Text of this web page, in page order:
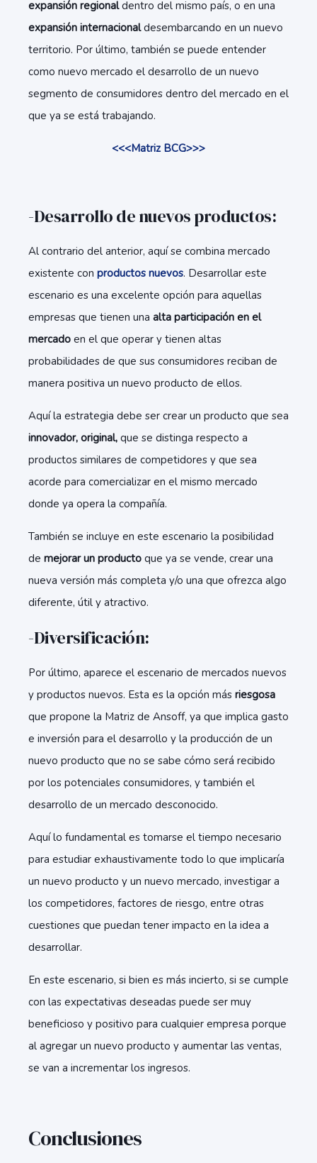
expansión regionaldentro del mismo país, o en una
expansión internacionaldesembarcando en un nuevo
territorio. Por último, también se puede entender
como nuevo mercado el desarrollo de un nuevo
segmento de consumidores dentro del mercado en el
que ya se está trabajando.
<<<Matriz BCG>>>
-Desarrollo de nuevos productos:
Al contrario del anterior, aquí se combina mercado
existente con productos nuevos. Desarrollar este
escenario es una excelente opción para aquellas
empresas que tienen una alta participación en el
mercado en el que operar y tienen altas
probabilidades de que sus consumidores reciban de
manera positiva un nuevo producto de ellos.
Aquí la estrategia debe ser crear un producto que sea
innovador, original, que se distinga respecto a
productos similares de competidores y que sea
acorde para comercializar en el mismo mercado
donde ya opera la compañía.
También se incluye en este escenario la posibilidad
de mejorar un producto que ya se vende, crear una
nueva versión más completa y/o una que ofrezca algo
diferente, útil y atractivo.
-Diversificación:
Por último, aparece el escenario de mercados nuevos
y productos nuevos. Esta es la opción más riesgosa
que propone la Matriz de Ansoff, ya que implica gasto
e inversión para el desarrollo y la producción de un
nuevo producto que no se sabe cómo será recibido
por los potenciales consumidores, y también el
desarrollo de un mercado desconocido.
Aquí lo fundamental es tomarse el tiempo necesario
para estudiar exhaustivamente todo lo que implicaría
un nuevo producto y un nuevo mercado, investigar a
los competidores, factores de riesgo, entre otras
cuestiones que puedan tener impacto en la idea a
desarrollar.
En este escenario, si bien es más incierto, si se cumple
con las expectativas deseadas puede ser muy
beneficioso y positivo para cualquier empresa porque
al agregar un nuevo producto y aumentar las ventas,
se van a incrementar los ingresos.
Conclusiones